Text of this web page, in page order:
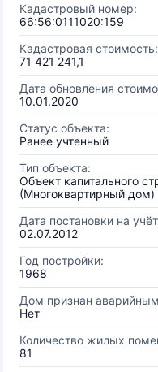
Кадастровый номер:
66:56:0111020:159
Кадастровая стоимость:
71 421 241,1
Дата обновления
10.01.2020
Статус объекта:
Ранее учтенный
Тип объекта:
Объект капитального
(Многоквартирный дом)
Дата постановки на
02.07.2012
Год постройки:
1968
Дом признан
Нет
Количество жилых
81